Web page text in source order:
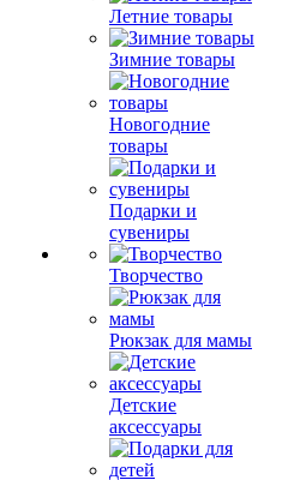
Летние товары
Зимние товары
Новогодние
товары
Подарки и
сувениры
Творчество
Рюкзак для мамы
Детские
аксессуары